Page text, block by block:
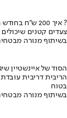
איך 200 ש"ח בחודש הופכים ל140 אלף ?
צעדים קטנים שיכולים
בשיתוף מנורה
הסוד של איינשטיין
הריבית דריבית
בטוח
בשיתוף מנורה